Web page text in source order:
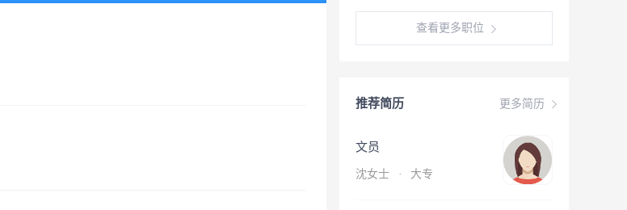
查看更多职位
更多简历
推荐简历
文员
沈女士 · 大专